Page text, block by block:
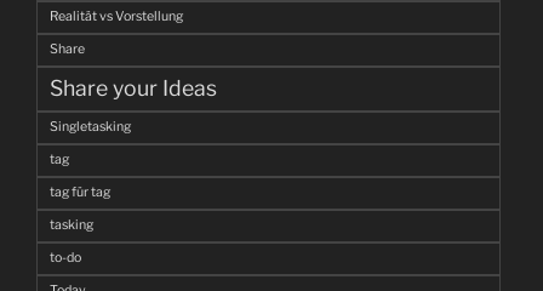
Realität vs Vorstellung
Share
Share your Ideas
Singletasking
tag
tag für tag
tasking
to-do